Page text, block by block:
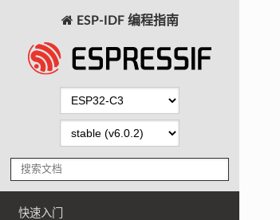
ESP-IDF 编程指南
快速入门